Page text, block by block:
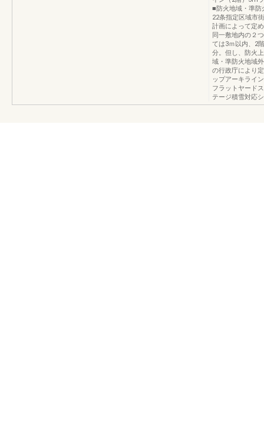
■防火地域・準防
22条指定区域市
計画によって定
同一敷地内の２
ては3ｍ以内、2
分。但し、防火
域・準防火地域
の行政庁により
ップアーキライ
フラットヤード
テージ積雪対応